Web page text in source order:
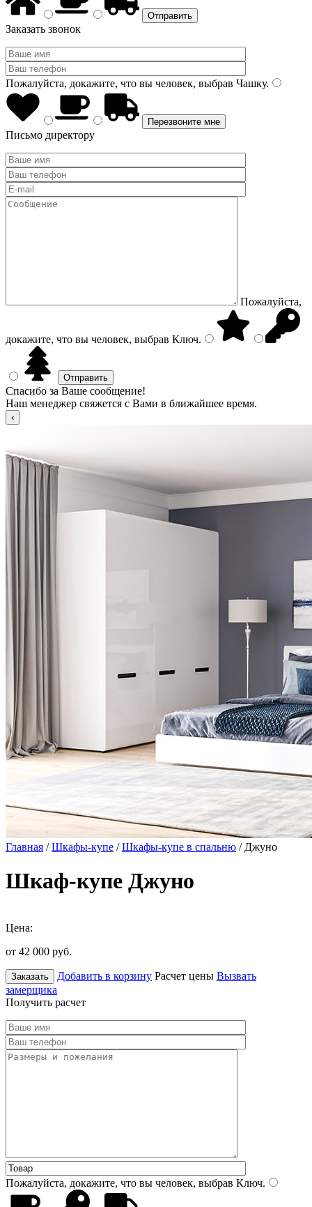
Заказать звонок
Пожалуйста, докажите, что вы человек, выбрав Чашку.
Письмо директору
Пожалуйста,
докажите, что вы человек, выбрав Ключ.
Спасибо за Ваше сообщение!
Наш менеджер свяжется с Вами в ближайшее время.
Главная /Шкафы-купе /Шкафы-купе в спальню / Джуно
Шкаф-купе Джуно
Цена:
от 42 000 руб.
Заказать Добавить в корзину Расчет цены Вызвать
замерщика
Получить расчет
Пожалуйста, докажите, что вы человек, выбрав Ключ.